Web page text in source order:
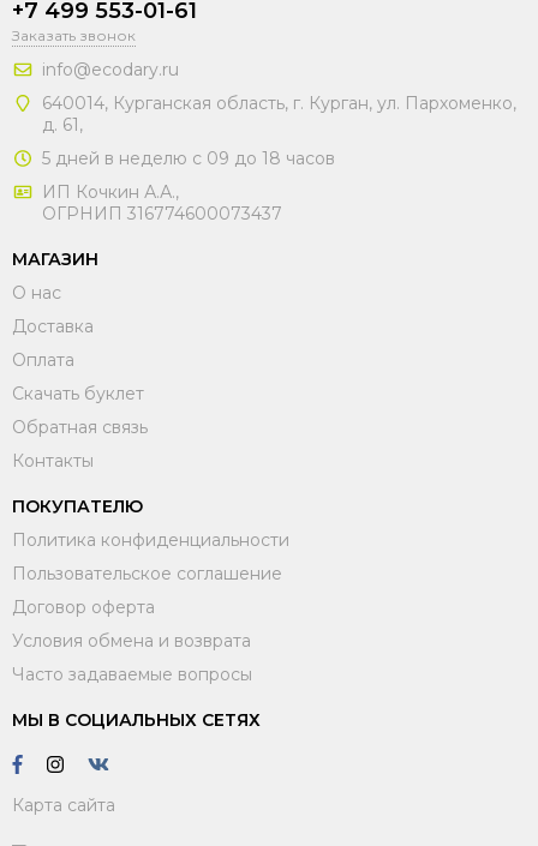
+7 499 553-01-61
Заказать звонок
info@ecodary.ru
640014, Курганская область, г. Курган, ул. Пархоменко,
д. 61,
5 дней в неделю с 09 до 18 часов
ИП Кочкин А.А.,
ОГРНИП 316774600073437
МАГАЗИН
О нас
Доставка
Оплата
Скачать буклет
Обратная связь
Контакты
ПОКУПАТЕЛЮ
Политика конфиденциальности
Пользовательское соглашение
Договор оферта
Условия обмена и возврата
Часто задаваемые вопросы
МЫ В СОЦИАЛЬНЫХ СЕТЯХ
Карта сайта